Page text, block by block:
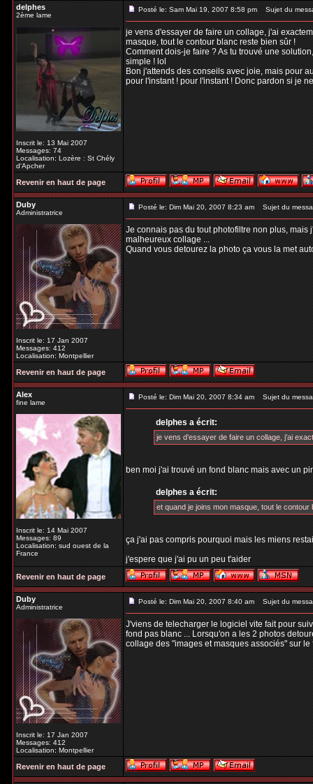
delphes
2ème lame
Inscrit le: 13 Mai 2007
Messages: 74
Localisation: Lozère : St Chély
d'Apcher
Posté le: Sam Mai 19, 2007 8:58 pm Sujet du
je vens d'essayer de faire un collage, j'ai
masque, tout le contour blanc reste bien sûr !
Comment dois-je faire ? As tu trouvé une
simple ! lol
Bon j'attends des conseils avec joie, mais pour
pour l'instant ! pour l'instant ! Donc pardon si je
Revenir en haut de page
Duby
Administratrice
Inscrit le: 17 Jan 2007
Messages: 412
Localisation: Montpellier
Posté le: Dim Mai 20, 2007 8:23 am Sujet du
Je connais pas du tout photofiltre non plus,
malheureux collage ...
Quand vous detourez la photo ça vous la met
Revenir en haut de page
Alex
fine lame
Inscrit le: 14 Mai 2007
Messages: 89
Localisation: sud ouest de la
France
Posté le: Dim Mai 20, 2007 8:34 am Sujet du
delphes a écrit:
je vens d'essayer de faire un collage, j'ai
ben moi j'ai trouvé un fond blanc mais avec un
delphes a écrit:
et quand je joins mon masque, tout le
ça j'ai pas compris pourquoi mais les miens
j'espere que j'ai pu un peu t'aider
Revenir en haut de page
Duby
Administratrice
Inscrit le: 17 Jan 2007
Messages: 412
Localisation: Montpellier
Posté le: Dim Mai 20, 2007 8:40 am Sujet du
J'viens de telecharger le logiciel vite fait pour
fond pas blanc ... Lorsqu'on a les 2 photos
collage des "images et masques associés" sur
Revenir en haut de page